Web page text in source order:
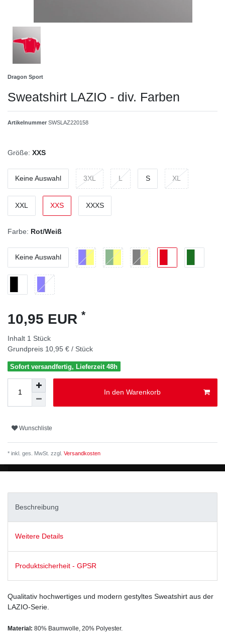
Dragon Sport
Sweatshirt LAZIO - div. Farben
Artikelnummer SWSLAZ220158
Größe: XXS
Keine Auswahl 3XL L S XL
XXL XXS XXXS
Farbe: Rot/Weiß
Keine Auswahl
10,95 EUR *
Inhalt 1 Stück
Grundpreis 10,95 € / Stück
Sofort versandfertig, Lieferzeit 48h
In den Warenkorb
Wunschliste
* inkl. ges. MwSt. zzgl. Versandkosten
Beschreibung
Weitere Details
Produktsicherheit - GPSR
Qualitativ hochwertiges und modern gestyltes Sweatshirt aus der
LAZIO-Serie.
Material: 80% Baumwolle, 20% Polyester.